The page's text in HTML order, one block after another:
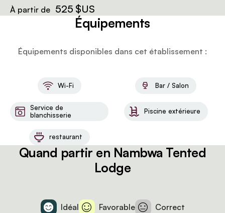
tes appareils électroniques.
À partir de 525 $US
Équipements
Équipements disponibles dans cet établissement :
Wi-Fi Bar / Salon
Service de
blanchisserie
Piscine extérieure
restaurant
Quand partir en Nambwa Tented
Lodge
Idéal Favorable Correct